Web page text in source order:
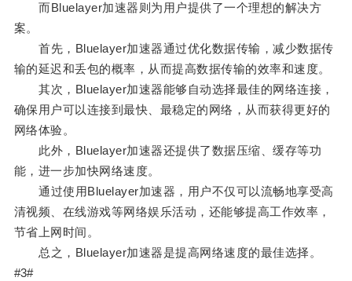
而Bluelayer加速器则为用户提供了一个理想的解决方
案。
首先，Bluelayer加速器通过优化数据传输，减少数据传
输的延迟和丢包的概率，从而提高数据传输的效率和速度。
其次，Bluelayer加速器能够自动选择最佳的网络连接，
确保用户可以连接到最快、最稳定的网络，从而获得更好的
网络体验。
此外，Bluelayer加速器还提供了数据压缩、缓存等功
能，进一步加快网络速度。
通过使用Bluelayer加速器，用户不仅可以流畅地享受高
清视频、在线游戏等网络娱乐活动，还能够提高工作效率，
节省上网时间。
总之，Bluelayer加速器是提高网络速度的最佳选择。
#3#